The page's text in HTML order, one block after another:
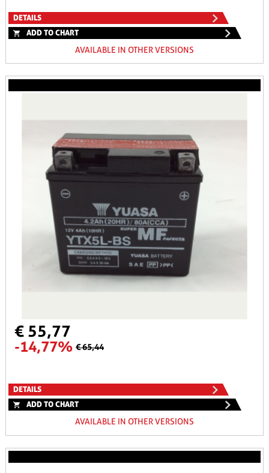
DETAILS
ADD TO CHART
AVAILABLE IN OTHER VERSIONS
€ 55,77
-14,77% € 65,44
DETAILS
ADD TO CHART
AVAILABLE IN OTHER VERSIONS